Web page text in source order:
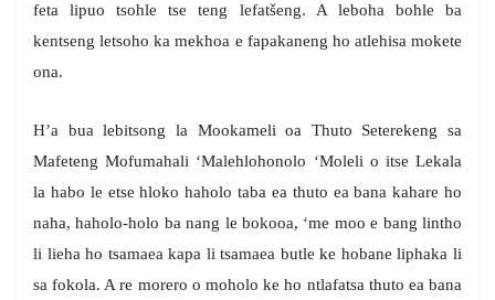
feta lipuo tsohle tse teng lefatšeng. A leboha bohle ba
kentseng letsoho ka mekhoa e fapakaneng ho atlehisa mokete
ona.
H’a bua lebitsong la Mookameli oa Thuto Seterekeng sa
Mafeteng Mofumahali ‘Malehlohonolo ‘Moleli o itse Lekala
la habo le etse hloko haholo taba ea thuto ea bana kahare ho
naha, haholo-holo ba nang le bokooa, ‘me moo e bang lintho
li lieha ho tsamaea kapa li tsamaea butle ke hobane liphaka li
sa fokola. A re morero o moholo ke ho ntlafatsa thuto ea bana